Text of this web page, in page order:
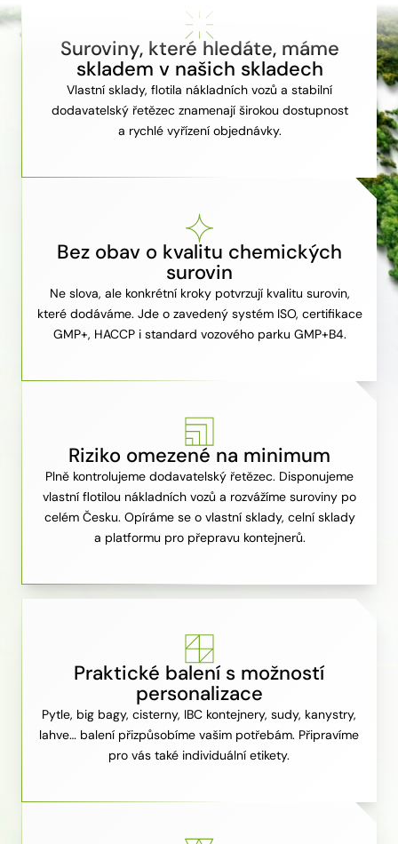
Suroviny, které hledáte, máme
skladem v našich skladech
Vlastní sklady, flotila nákladních vozů a stabilní
dodavatelský řetězec znamenají širokou dostupnost
a rychlé vyřízení objednávky.
Bez obav o kvalitu chemických
surovin
Ne slova, ale konkrétní kroky potvrzují kvalitu surovin,
které dodáváme. Jde o zavedený systém ISO, certifikace
GMP+, HACCP i standard vozového parku GMP+B4.
Riziko omezené na minimum
Plně kontrolujeme dodavatelský řetězec. Disponujeme
vlastní flotilou nákladních vozů a rozvážíme suroviny po
celém Česku. Opíráme se o vlastní sklady, celní sklady
a platformu pro přepravu kontejnerů.
Praktické balení s možností
personalizace
Pytle, big bagy, cisterny, IBC kontejnery, sudy, kanystry,
lahve… balení přizpůsobíme vašim potřebám. Připravíme
pro vás také individuální etikety.